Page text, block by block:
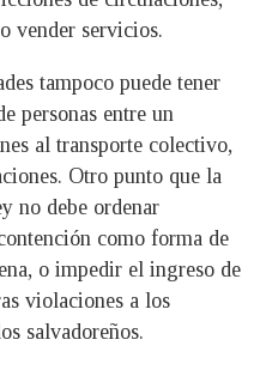
vender servicios.
tampoco puede tener
personas entre un
al transporte colectivo,
Otro punto que la
no debe ordenar
como forma de
o impedir el ingreso de
violaciones a los
salvadoreños.